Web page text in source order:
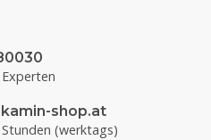
shop.at
(werktags)